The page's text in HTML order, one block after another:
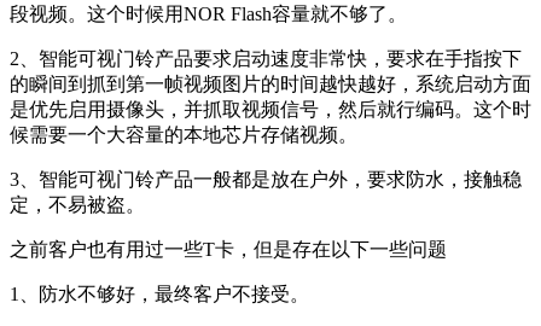
段视频。这个时候用NOR Flash容量就不够了。
2、智能可视门铃产品要求启动速度非常快，要求在手指按下
的瞬间到抓到第一帧视频图片的时间越快越好，系统启动方面
是优先启用摄像头，并抓取视频信号，然后就行编码。这个时
候需要一个大容量的本地芯片存储视频。
3、智能可视门铃产品一般都是放在户外，要求防水，接触稳
定，不易被盗。
之前客户也有用过一些T卡，但是存在以下一些问题
1、防水不够好，最终客户不接受。